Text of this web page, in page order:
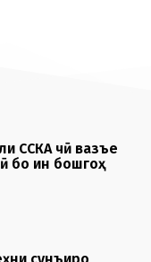
ССКА чӣ вазъе
бо ин бошгоҳ